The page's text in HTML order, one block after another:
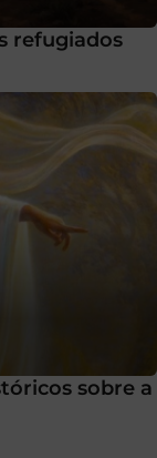
refugiados
sobre a